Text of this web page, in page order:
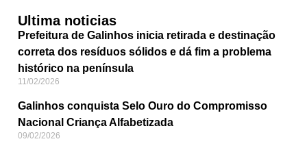
Ultima noticias
Prefeitura de Galinhos inicia retirada e destinação
correta dos resíduos sólidos e dá fim a problema
histórico na península
11/02/2026
Galinhos conquista Selo Ouro do Compromisso
Nacional Criança Alfabetizada
09/02/2026